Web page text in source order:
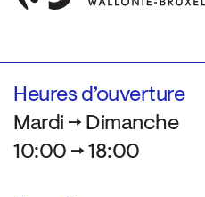
Heures d’ouverture
Mardi → Dimanche
10:00 → 18:00